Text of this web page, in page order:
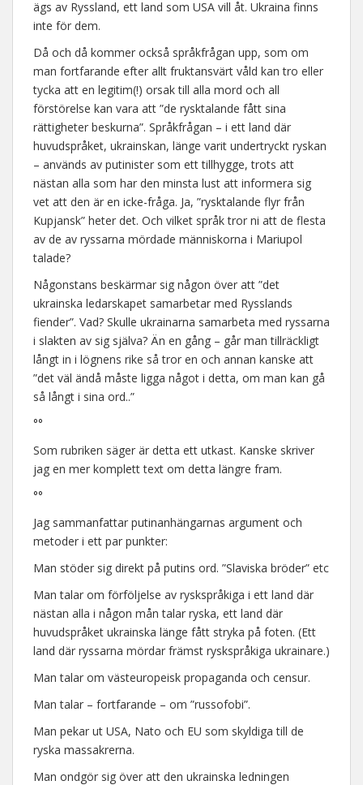
ägs av Ryssland, ett land som USA vill åt. Ukraina finns
inte för dem.
Då och då kommer också språkfrågan upp, som om
man fortfarande efter allt fruktansvärt våld kan tro eller
tycka att en legitim(!) orsak till alla mord och all
förstörelse kan vara att ”de rysktalande fått sina
rättigheter beskurna”. Språkfrågan – i ett land där
huvudspråket, ukrainskan, länge varit undertryckt ryskan
– används av putinister som ett tillhygge, trots att
nästan alla som har den minsta lust att informera sig
vet att den är en icke-fråga. Ja, ”rysktalande flyr från
Kupjansk” heter det. Och vilket språk tror ni att de flesta
av de av ryssarna mördade människorna i Mariupol
talade?
Någonstans beskärmar sig någon över att ”det
ukrainska ledarskapet samarbetar med Rysslands
fiender”. Vad? Skulle ukrainarna samarbeta med ryssarna
i slakten av sig själva? Än en gång – går man tillräckligt
långt in i lögnens rike så tror en och annan kanske att
”det väl ändå måste ligga något i detta, om man kan gå
så långt i sina ord..”
°°
Som rubriken säger är detta ett utkast. Kanske skriver
jag en mer komplett text om detta längre fram.
°°
Jag sammanfattar putinanhängarnas argument och
metoder i ett par punkter:
Man stöder sig direkt på putins ord. ”Slaviska bröder” etc
Man talar om förföljelse av ryskspråkiga i ett land där
nästan alla i någon mån talar ryska, ett land där
huvudspråket ukrainska länge fått stryka på foten. (Ett
land där ryssarna mördar främst ryskspråkiga ukrainare.)
Man talar om västeuropeisk propaganda och censur.
Man talar – fortfarande – om ”russofobi”.
Man pekar ut USA, Nato och EU som skyldiga till de
ryska massakrerna.
Man ondgör sig över att den ukrainska ledningen